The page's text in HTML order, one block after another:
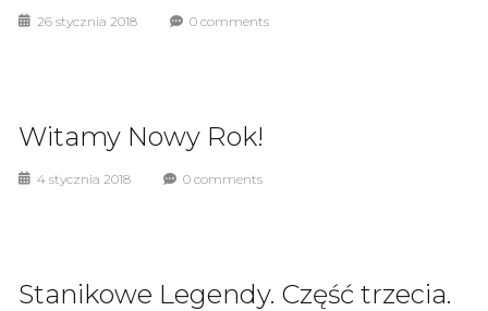
26 stycznia 2018 0 comments
Witamy Nowy Rok!
4 stycznia 2018 0 comments
Stanikowe Legendy. Część trzecia.